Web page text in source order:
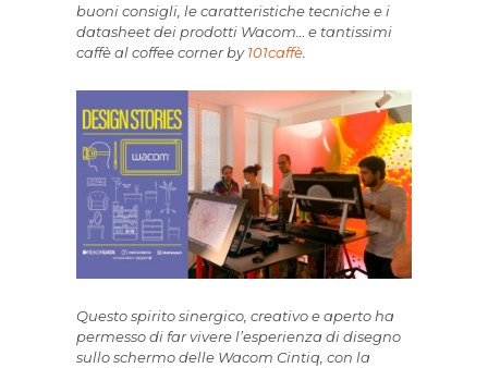
buoni consigli, le caratteristiche tecniche e i
datasheet dei prodotti Wacom… e tantissimi
caffè al coffee corner by101caffè.
Questo spirito sinergico, creativo e aperto ha
permesso di far vivere l’esperienza di disegno
sullo schermo delle Wacom Cintiq, con la